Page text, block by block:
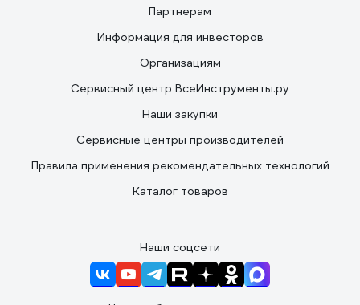
Партнерам
Информация для инвесторов
Организациям
Сервисный центр ВсеИнструменты.ру
Наши закупки
Сервисные центры производителей
Правила применения рекомендательных технологий
Каталог товаров
Наши соцсети